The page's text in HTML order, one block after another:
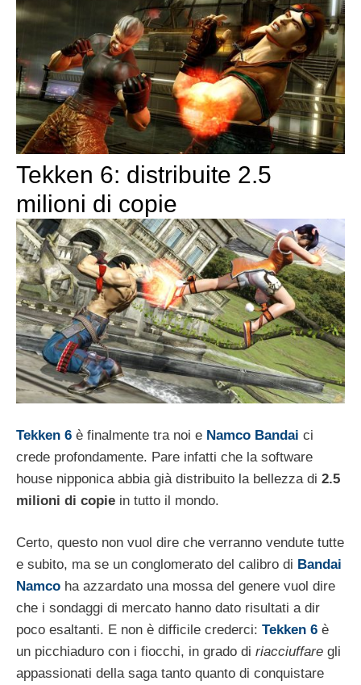
Tekken 6: distribuite 2.5
milioni di copie
Tekken 6 è finalmente tra noi e Namco Bandai ci
crede profondamente. Pare infatti che la software
house nipponica abbia già distribuito la bellezza di 2.5
milioni di copie in tutto il mondo.
Certo, questo non vuol dire che verranno vendute tutte
e subito, ma se un conglomerato del calibro di Bandai
Namco ha azzardato una mossa del genere vuol dire
che i sondaggi di mercato hanno dato risultati a dir
poco esaltanti. E non è difficile crederci: Tekken 6 è
un picchiaduro con i fiocchi, in grado di riacciuffare gli
appassionati della saga tanto quanto di conquistare